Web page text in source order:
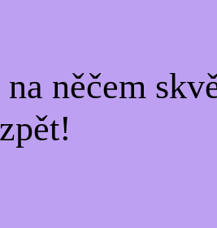
něčem
zpět!